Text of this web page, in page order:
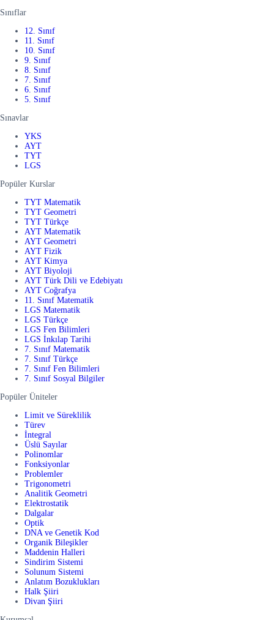
Sınıflar
12. Sınıf
11. Sınıf
10. Sınıf
9. Sınıf
8. Sınıf
7. Sınıf
6. Sınıf
5. Sınıf
Sınavlar
YKS
AYT
TYT
LGS
Popüler Kurslar
TYT Matematik
TYT Geometri
TYT Türkçe
AYT Matematik
AYT Geometri
AYT Fizik
AYT Kimya
AYT Biyoloji
AYT Türk Dili ve Edebiyatı
AYT Coğrafya
11. Sınıf Matematik
LGS Matematik
LGS Türkçe
LGS Fen Bilimleri
LGS İnkılap Tarihi
7. Sınıf Matematik
7. Sınıf Türkçe
7. Sınıf Fen Bilimleri
7. Sınıf Sosyal Bilgiler
Popüler Üniteler
Limit ve Süreklilik
Türev
İntegral
Üslü Sayılar
Polinomlar
Fonksiyonlar
Problemler
Trigonometri
Analitik Geometri
Elektrostatik
Dalgalar
Optik
DNA ve Genetik Kod
Organik Bileşikler
Maddenin Halleri
Sindirim Sistemi
Solunum Sistemi
Anlatım Bozuklukları
Halk Şiiri
Divan Şiiri